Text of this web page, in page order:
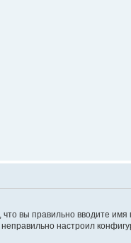
вы правильно вводите
настроил